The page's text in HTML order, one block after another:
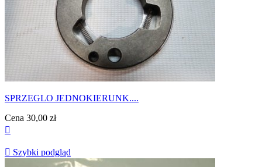
SPRZEGLO JEDNOKIERUNK....
Cena 30,00 zł

 Szybki podgląd